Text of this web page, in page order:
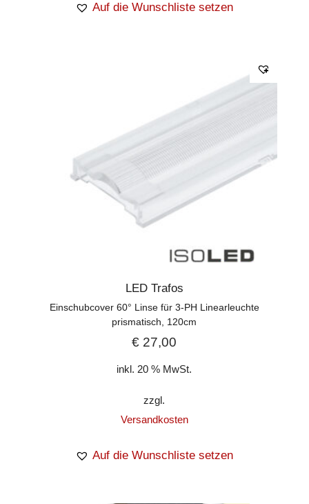
Auf die Wunschliste setzen
LED Trafos
Einschubcover 60° Linse für 3-PH Linearleuchte
prismatisch, 120cm
€ 27,00
inkl. 20 % MwSt.
zzgl.
Versandkosten
Auf die Wunschliste setzen